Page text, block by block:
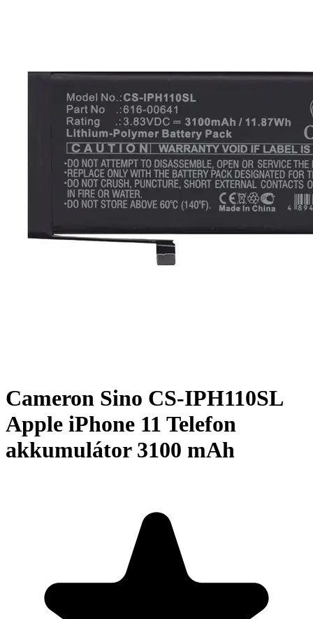
Cameron Sino CS-IPH110SL
Apple iPhone 11 Telefon
akkumulátor 3100 mAh